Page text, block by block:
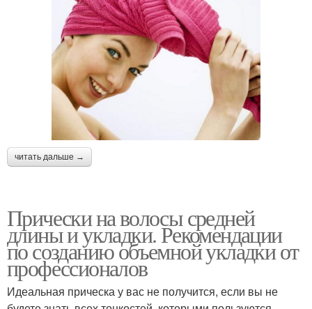
читать дальше →
Прически на волосы средней
длины и укладки. Рекомендации
по созданию объемной укладки от
профессионалов
Идеальная прическа у вас не получится, если вы не